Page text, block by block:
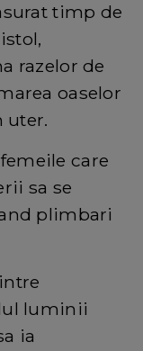
timp de
razelor de
oaselor
uter.
care
sa se
plimbari
luminii
ia